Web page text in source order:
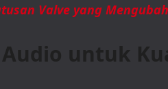
Valve yang
untuk